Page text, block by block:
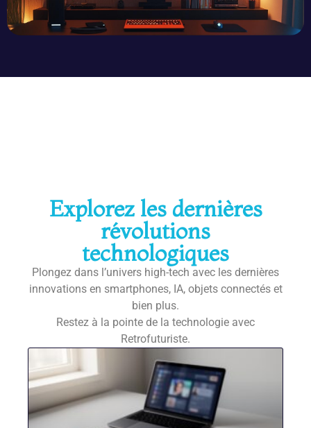
Explorez les dernières
révolutions
technologiques
Plongez dans l’univers high-tech avec les dernières
innovations en smartphones, IA, objets connectés et
bien plus.
Restez à la pointe de la technologie avec
Retrofuturiste.